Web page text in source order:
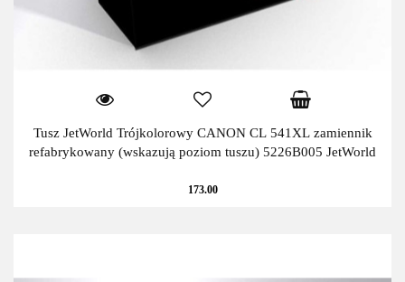
Tusz JetWorld Trójkolorowy CANON CL 541XL zamiennik
refabrykowany (wskazują poziom tuszu) 5226B005 JetWorld
173.00